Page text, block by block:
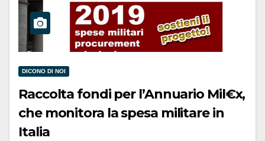
DICONO DI NOI
Raccolta fondi per l’Annuario Mil€x,
che monitora la spesa militare in
Italia